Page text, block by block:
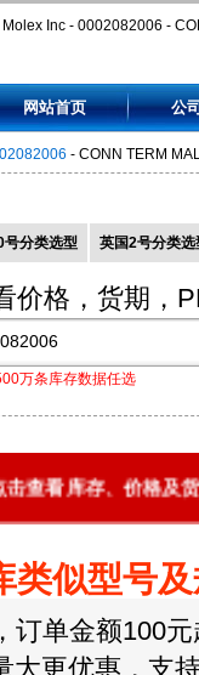
Molex Inc - 0002082006 -
0002082006
网站首页 公
- CONN TERM
号分类选型 英国2号分类选
价格，货期，
万条库存数据任选
击查看库存、价格及
类似型号
单金额100元
大更优惠，支